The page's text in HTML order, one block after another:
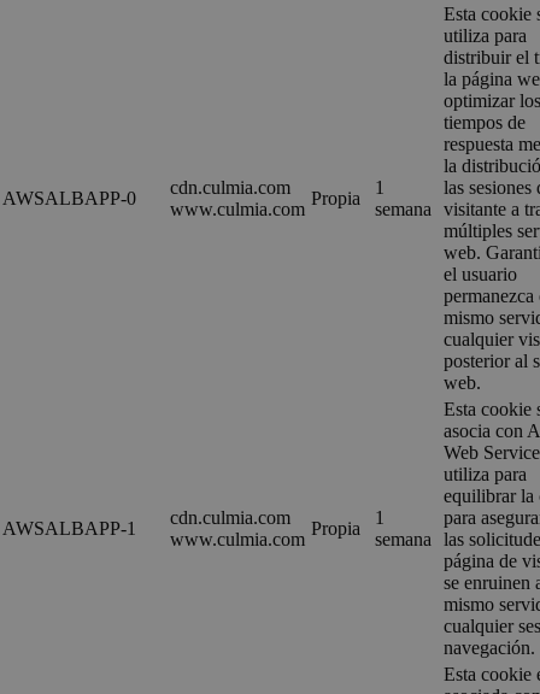
AWSALBAPP-0
cdn.culmia.com
www.culmia.com
Propia
1
semana
Esta cookie
utiliza para
distribuir el
la página
optimizar
tiempos de
respuesta
la
las sesiones
visitante a
múltiples
web.
el usuario
permanezca
mismo
cualquier
posterior al
web.
AWSALBAPP-1
cdn.culmia.com
www.culmia.com
Propia
1
semana
Esta cookie
asocia con
Web
utiliza para
equilibrar la
para
las
página de
se enruinen
mismo
cualquier
navegación.
Esta cookie